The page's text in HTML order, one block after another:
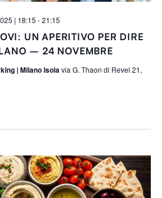
UN APERITIVO PER DIRE
– 24 NOVEMBRE
| 18:15 -21:15
| Milano Isola via G. Thaon di Revel 21,